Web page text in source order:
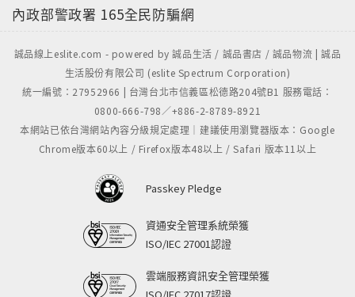
內政部警政署 165全民防騙網
誠品線上eslite.com - powered by 誠品生活 / 誠品書店 / 誠品物流 | 誠品
生活股份有限公司 (eslite Spectrum Corporation)
統一編號：27952966 | 台灣台北市信義區松德路204號B1 服務電話：
0800-666-798／+886-2-8789-8921
本網站已依台灣網站內容分級規定處理｜建議使用瀏覽器版本：Google
Chrome版本60以上 / Firefox版本48以上 / Safari 版本11以上
Passkey Pledge
資通安全管理系統榮獲
ISO/IEC 27001認證
雲端服務資訊安全管理榮獲